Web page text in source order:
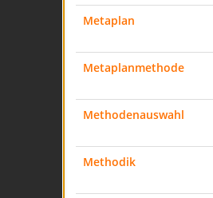
Metaplan
Metaplanmethode
Methodenauswahl
Methodik